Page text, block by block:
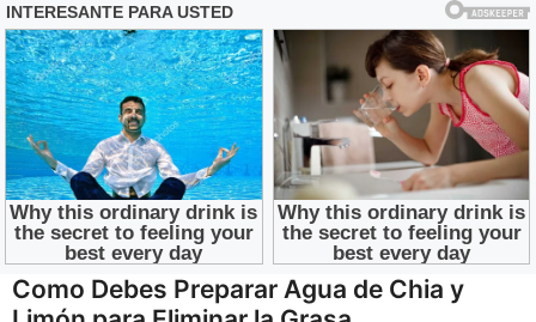
Saltar
al
Como Debes Preparar Agua de Chia y